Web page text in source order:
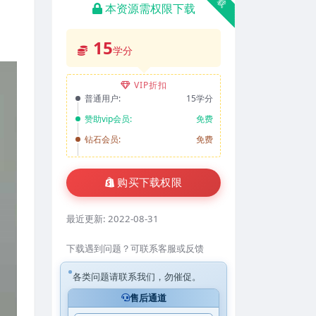
本资源需权限下载
15学分
VIP折扣
普通用户:
15学分
赞助vip会员:
免费
钻石会员:
免费
购买下载权限
最近更新: 2022-08-31
下载遇到问题？可联系客服或反馈
各类问题请联系我们，勿催促。
售后通道